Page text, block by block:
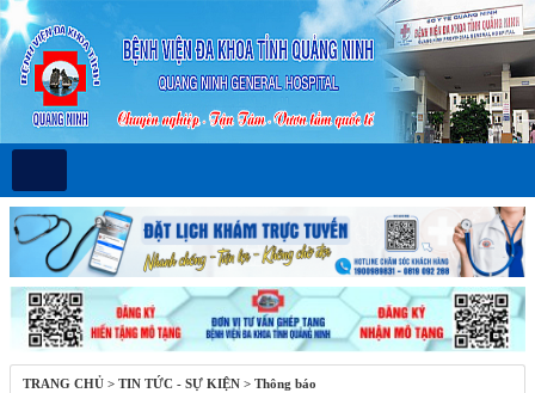
TRANG CHỦ > TIN TỨC - SỰ KIỆN > Thông báo